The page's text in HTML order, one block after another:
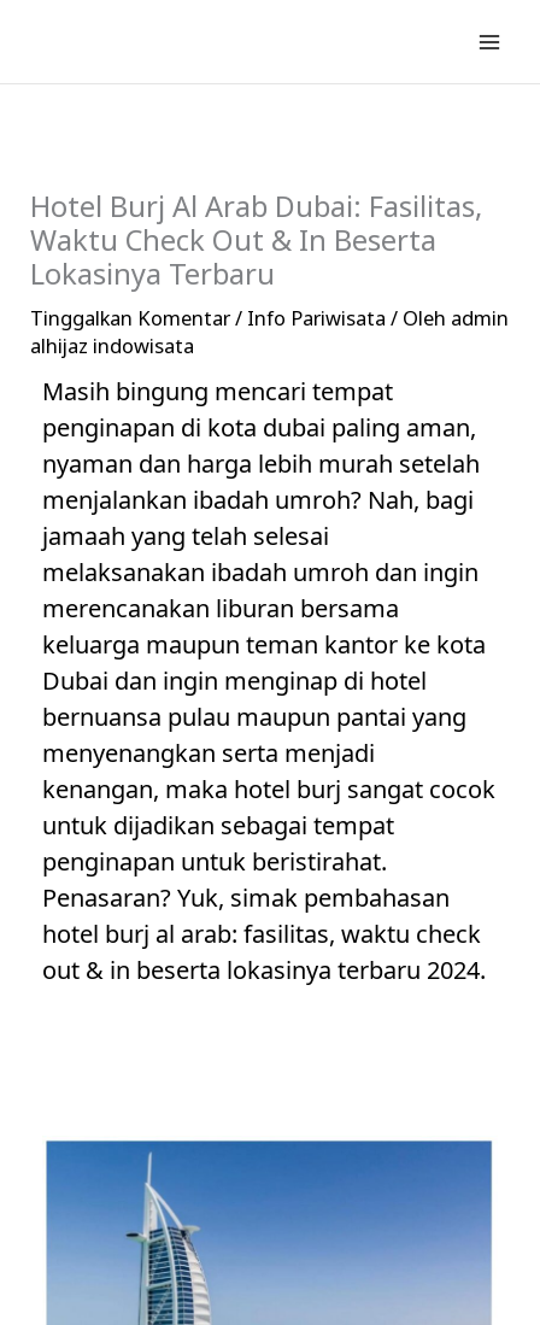
konten
Hotel Burj Al Arab Dubai: Fasilitas,
Waktu Check Out & In Beserta
Lokasinya Terbaru
Tinggalkan Komentar/ Info Pariwisata / Oleh admin
alhijaz indowisata
Masih bingung mencari tempat
penginapan di kota dubai paling aman,
nyaman dan harga lebih murah setelah
menjalankan ibadah umroh? Nah, bagi
jamaah yang telah selesai
melaksanakan ibadah umroh dan ingin
merencanakan liburan bersama
keluarga maupun teman kantor ke kota
Dubai dan ingin menginap di hotel
bernuansa pulau maupun pantai yang
menyenangkan serta menjadi
kenangan, maka hotel burj sangat cocok
untuk dijadikan sebagai tempat
penginapan untuk beristirahat.
Penasaran? Yuk, simak pembahasan
hotel burj al arab: fasilitas, waktu check
out & in beserta lokasinya terbaru 2024.